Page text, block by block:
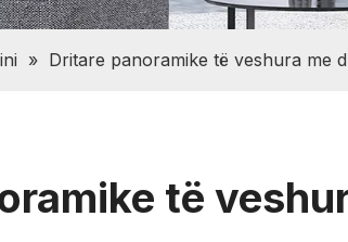
» Dritare panoramike të veshura me
të